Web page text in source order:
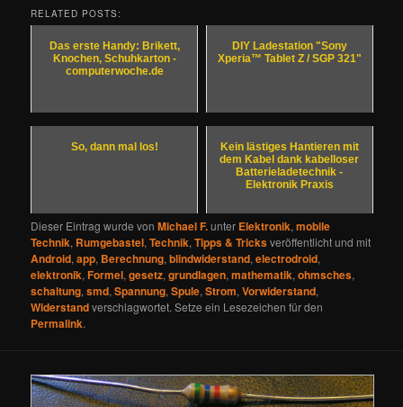
RELATED POSTS:
Das erste Handy: Brikett,
Knochen, Schuhkarton -
computerwoche.de
DIY Ladestation "Sony
Xperia™ Tablet Z / SGP 321"
So, dann mal los!
Kein lästiges Hantieren mit
dem Kabel dank kabelloser
Batterieladetechnik -
Elektronik Praxis
Dieser Eintrag wurde vonMichael F.unter Elektronik,mobile
Technik, Rumgebastel,Technik,Tipps & Tricksveröffentlicht und mit
Android,app, Berechnung,blindwiderstand,electrodroid,
elektronik,Formel,gesetz,grundlagen,mathematik,ohmsches,
schaltung,smd,Spannung,Spule,Strom,Vorwiderstand,
Widerstandverschlagwortet. Setze ein Lesezeichen für den
Permalink.